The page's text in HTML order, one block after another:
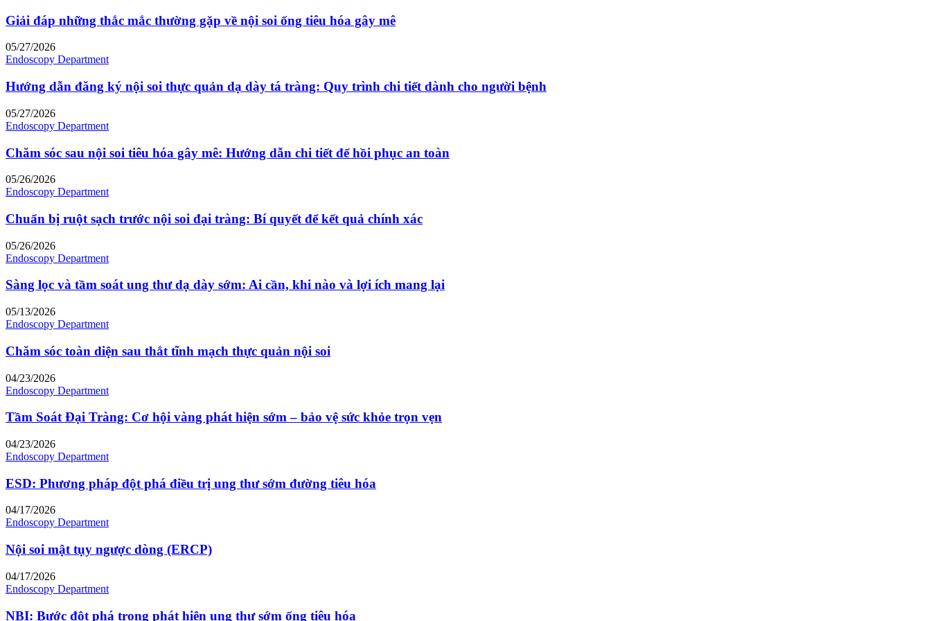
Giải đáp những thắc mắc thường gặp về nội soi ống tiêu hóa gây mê
05/27/2026
Endoscopy Department
Hướng dẫn đăng ký nội soi thực quản dạ dày tá tràng: Quy trình chi tiết dành cho người bệnh
05/27/2026
Endoscopy Department
Chăm sóc sau nội soi tiêu hóa gây mê: Hướng dẫn chi tiết để hồi phục an toàn
05/26/2026
Endoscopy Department
Chuẩn bị ruột sạch trước nội soi đại tràng: Bí quyết để kết quả chính xác
05/26/2026
Endoscopy Department
Sàng lọc và tầm soát ung thư dạ dày sớm: Ai cần, khi nào và lợi ích mang lại
05/13/2026
Endoscopy Department
Chăm sóc toàn diện sau thắt tĩnh mạch thực quản nội soi
04/23/2026
Endoscopy Department
Tầm Soát Đại Tràng: Cơ hội vàng phát hiện sớm – bảo vệ sức khỏe trọn vẹn
04/23/2026
Endoscopy Department
ESD: Phương pháp đột phá điều trị ung thư sớm đường tiêu hóa
04/17/2026
Endoscopy Department
Nội soi mật tụy ngược dòng (ERCP)
04/17/2026
Endoscopy Department
NBI: Bước đột phá trong phát hiện ung thư sớm ống tiêu hóa